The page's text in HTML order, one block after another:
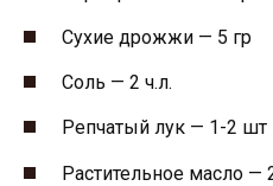
Сухие дрожжи — 5 гр
Соль — 2 ч.л.
Репчатый лук — 1-2 шт
Растительное масло —